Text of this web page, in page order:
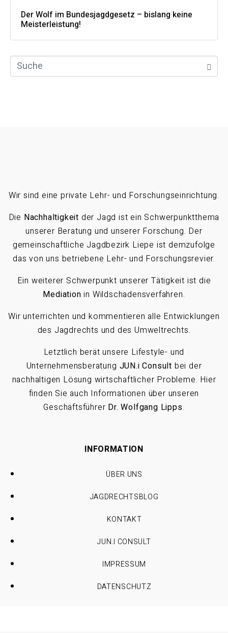
Der Wolf im Bundesjagdgesetz – bislang keine
Meisterleistung!
Wir sind eine private Lehr- und Forschungseinrichtung.
Die Nachhaltigkeit der Jagd ist ein Schwerpunktthema
unserer Beratung und unserer Forschung. Der
gemeinschaftliche Jagdbezirk Liepe ist demzufolge
das von uns betriebene Lehr- und Forschungsrevier.
Ein weiterer Schwerpunkt unserer Tätigkeit ist die
Mediation in Wildschadensverfahren.
Wir unterrichten und kommentieren alle Entwicklungen
des Jagdrechts und des Umweltrechts.
Letztlich berät unsere Lifestyle- und
Unternehmensberatung JUN.i Consult bei der
nachhaltigen Lösung wirtschaftlicher Probleme. Hier
finden Sie auch Informationen über unseren
Geschäftsführer Dr. Wolfgang Lipps.
INFORMATION
ÜBER UNS
JAGDRECHTSBLOG
KONTAKT
JUN.I CONSULT
IMPRESSUM
DATENSCHUTZ